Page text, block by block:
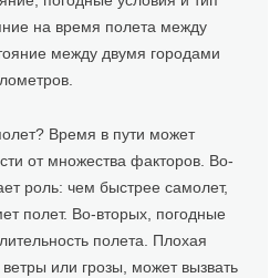
на время полета между
между двумя городами
Время в пути может
от множества факторов. Во-
роль: чем быстрее самолет,
полет. Во-вторых, погодные
полета. Плохая
или грозы, может вызвать